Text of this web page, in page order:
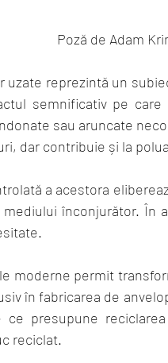
Poză de Adam
uzate reprezintă un
semnificativ pe
sau aruncate
dar contribuie și la
a acestora
înconjurător. În
moderne permit
în fabricarea de
ce presupune
reciclat.